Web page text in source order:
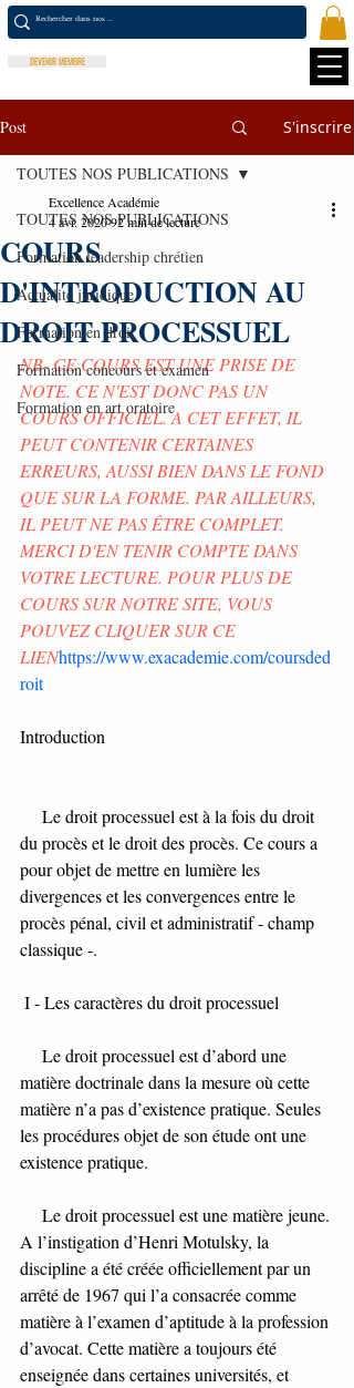
DEVENIR MEMBRE
Post S'inscrire
TOUTES NOS PUBLICATIONS
Formation leadership chrétien
Actualité juridique
Formation en droit
Formation concours et examen
Formation en art oratoire
TOUTES NOS PUBLICATIONS
COURS
D'INTRODUCTION AU
DROIT PROCESSUEL
Excellence Académie
4 avr. 202092 min de lecture
NB- CE COURS EST UNE PRISE DE
NOTE. CE N'EST DONC PAS UN
COURS OFFICIEL. A CET EFFET, IL
PEUT CONTENIR CERTAINES
ERREURS, AUSSI BIEN DANS LE FOND
QUE SUR LA FORME. PAR AILLEURS,
IL PEUT NE PAS ÊTRE COMPLET.
MERCI D'EN TENIR COMPTE DANS
VOTRE LECTURE. POUR PLUS DE
COURS SUR NOTRE SITE, VOUS
POUVEZ CLIQUER SUR CE
LIENhttps://www.exacademie.com/coursded
roit
Introduction
du procès et le droit des procès. Ce cours a
pour objet de mettre en lumière les
divergences et les convergences entre le
procès pénal, civil et administratif - champ
classique -.
I - Les caractères du droit processuel
matière doctrinale dans la mesure où cette
matière n’a pas d’existence pratique. Seules
les procédures objet de son étude ont une
existence pratique.
A l’instigation d’Henri Motulsky, la
discipline a été créée officiellement par un
arrêté de 1967 qui l’a consacrée comme
matière à l’examen d’aptitude à la profession
d’avocat. Cette matière a toujours été
enseignée dans certaines universités, et